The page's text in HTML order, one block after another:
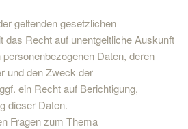
geltenden gesetzlichen
das Recht auf unentgeltliche Auskunft
Daten, deren
und den Zweck der
ein Recht auf Berichtigung,
dieser Daten.
Fragen zum Thema